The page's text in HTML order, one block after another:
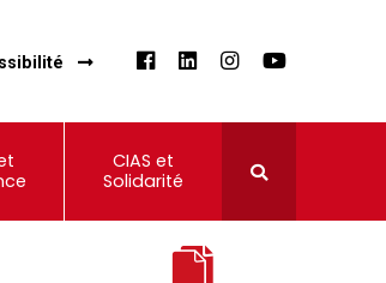
CIAS et
Solidarité